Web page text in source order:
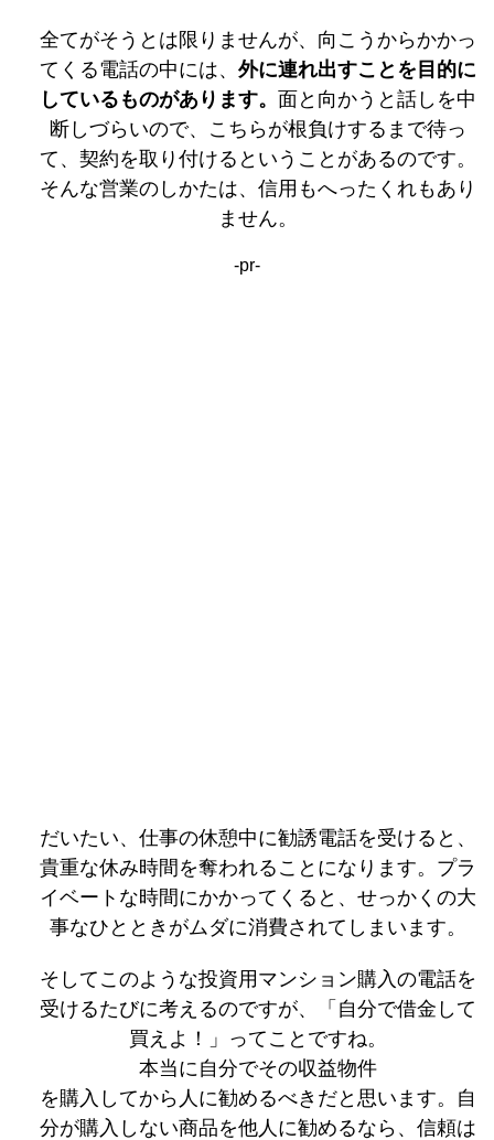
全てがそうとは限りませんが、向こうからかかっ
てくる電話の中には、 外に連れ出すことを目的に
しているものがあります。 面と向かうと話しを中
断しづらいので、こちらが根負けするまで待っ
て、契約を取り付けるということがあるのです。
そんな営業のしかたは、信用もへったくれもあり
ません。
-pr-
だいたい、仕事の休憩中に勧誘電話を受けると、
貴重な休み時間を奪われることになります。プラ
イベートな時間にかかってくると、せっかくの大
事なひとときがムダに消費されてしまいます。
そしてこのような投資用マンション購入の電話を
受けるたびに考えるのですが、「自分で借金して
買えよ！」ってことですね。
本当に自分でその収益物件
を購入してから人に勧めるべきだと思います。自
分が購入しない商品を他人に勧めるなら、信頼は